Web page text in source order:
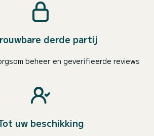
derde partij
beheer en geverifieerde reviews
uw beschikking